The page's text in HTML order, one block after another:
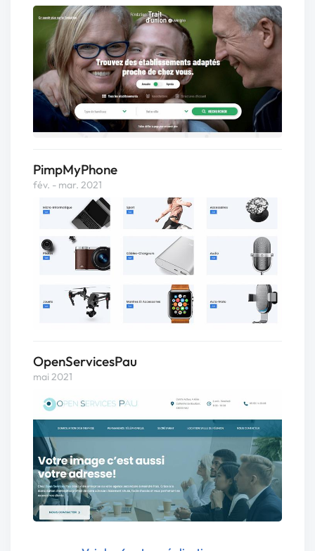
PimpMyPhone
fév. - mar. 2021
OpenServicesPau
mai 2021